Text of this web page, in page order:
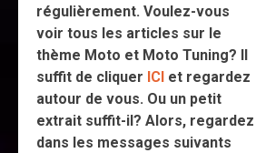
régulièrement. Voulez-vous
voir tous les articles sur le
thème Moto et Moto Tuning? Il
suffit de cliquer ICI et regardez
autour de vous. Ou un petit
extrait suffit-il? Alors, regardez
dans les messages suivants